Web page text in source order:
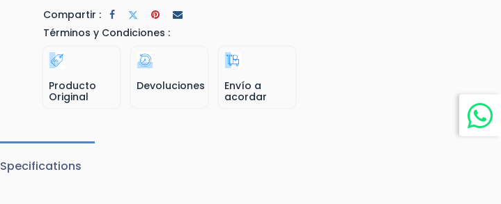
Compartir :
Términos y Condiciones :
Producto
Original
Devoluciones
Envío a
acordar
Specifications